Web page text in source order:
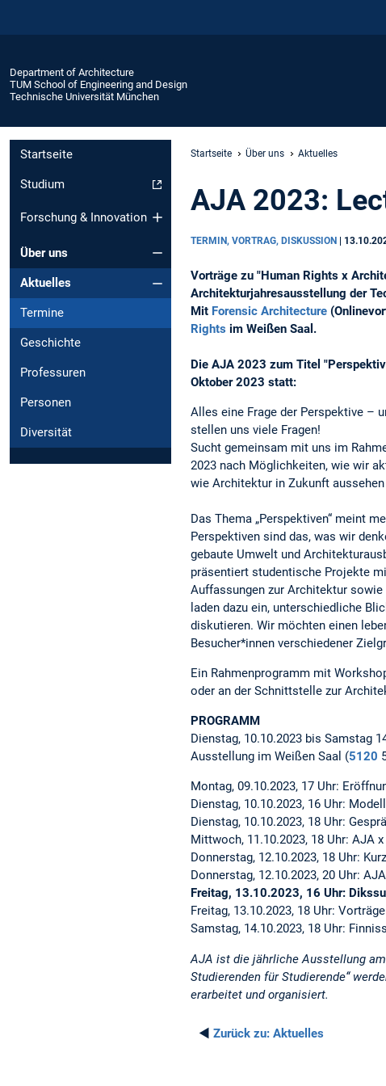
Department of Architecture
TUM School of Engineering and Design
Technische Universität München
Startseite
Studium
Forschung & Innovation
Über uns
Aktuelles
Termine
Geschichte
Professuren
Personen
Diversität
Startseite Über uns Aktuelles
AJA 2023:
TERMIN, VORTRAG, DISKUSSION |
Vorträge zu "Human Rights x
Architekturjahresausstellung der
Mit Forensic Architecture
Rights im Weißen Saal.
Die AJA 2023 zum Titel
Oktober 2023 statt:
Alles eine Frage der Perspektive –
stellen uns viele Fragen!
Sucht gemeinsam mit uns im
2023 nach Möglichkeiten, wie wir
wie Architektur in Zukunft aussehen
Das Thema „Perspektiven“ meint
Perspektiven sind das, was wir
gebaute Umwelt und
präsentiert studentische Projekte
Auffassungen zur Architektur
laden dazu ein, unterschiedliche
diskutieren. Wir möchten einen
Besucher*innen verschiedener
Ein Rahmenprogramm mit
oder an der Schnittstelle zur
PROGRAMM
Dienstag, 10.10.2023 bis Samstag
Ausstellung im Weißen Saal (5120
Montag, 09.10.2023, 17 Uhr:
Dienstag, 10.10.2023, 16 Uhr:
Dienstag, 10.10.2023, 18 Uhr:
Mittwoch, 11.10.2023, 18 Uhr: AJA
Donnerstag, 12.10.2023, 18 Uhr:
Donnerstag, 12.10.2023, 20 Uhr:
Freitag, 13.10.2023, 16 Uhr:
Freitag, 13.10.2023, 18 Uhr:
Samstag, 14.10.2023, 18 Uhr:
AJA ist die jährliche Ausstellung
Studierenden für Studierende“
erarbeitet und organisiert.
◄ Zurück zu: Aktuelles